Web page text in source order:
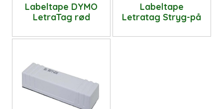
Labeltape DYMO
LetraTag rød
Labeltape
Letratag Stryg-på